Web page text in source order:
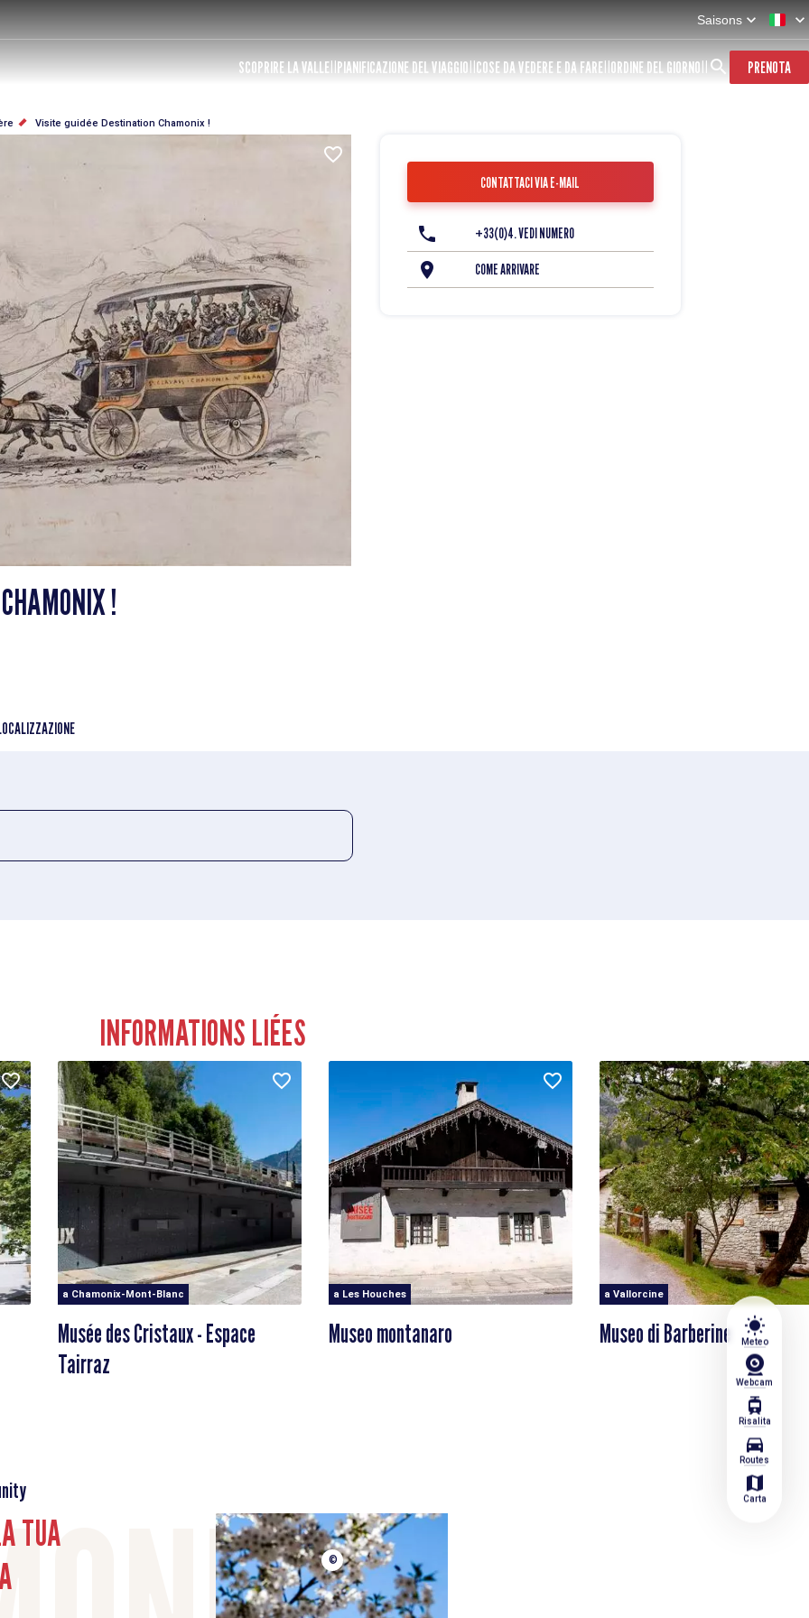
Saisons
SCOPRIRE LA VALLE PIANIFICAZIONE DEL VIAGGIO COSE DA VEDERE E DA FARE ORDINE DEL GIORNO
wb_sunny
Meteo
Webcam
tram
Risalita
directions_car
Routes
map
Carta
PRENOTA
Visite guidée Destination Chamonix !
!
CONTATTACI VIA E-MAIL
+33(0)4. VEDI NUMERO
COME ARRIVARE
INFORMATIONS LIÉES
a Chamonix-Mont-Blanc
Musée des Cristaux - Espace
Tairraz
a Les Houches
Museo montanaro
a Vallorcine
Museo di Barberine
TUA
©